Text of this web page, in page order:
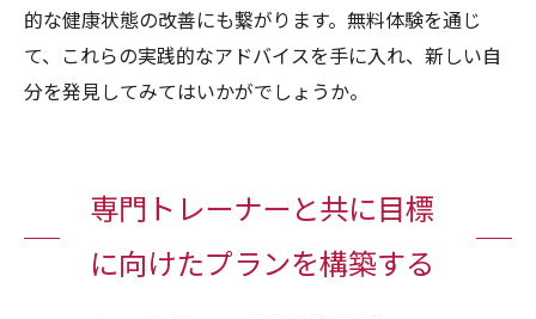
的な健康状態の改善にも繋がります。無料体験を通じ
て、これらの実践的なアドバイスを手に入れ、新しい自
分を発見してみてはいかがでしょうか。
専門トレーナーと共に目標
に向けたプランを構築する